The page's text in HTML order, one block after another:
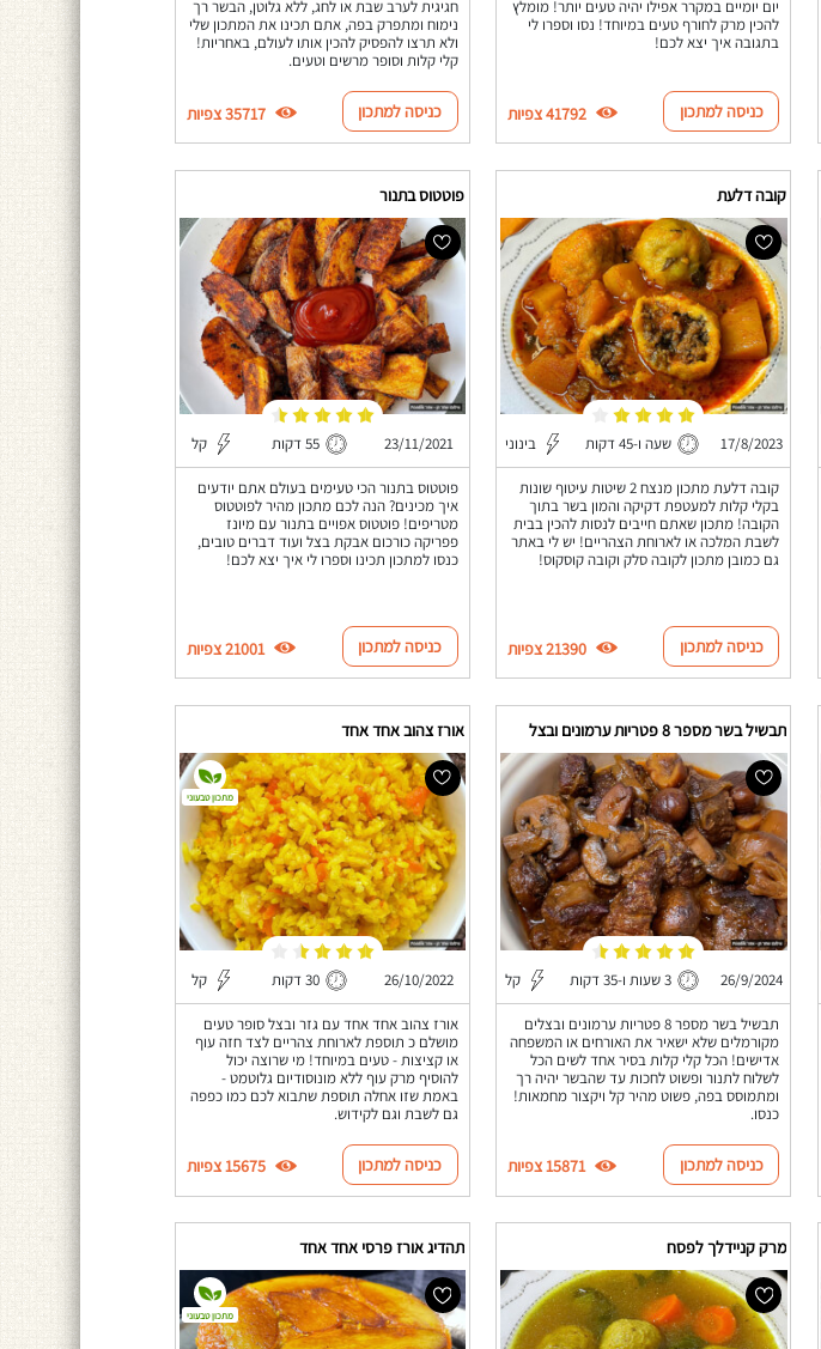
יום יומיים במקרר אפילו יהיה טעים יותר! מומלץ
להכין מרק לחורף טעים במיוחד! נסו וספרו לי
בתגובה איך יצא לכם!
כניסה למתכון 41792 צפיות
חגיגית לערב שבת או לחג, ללא גלוטן, הבשר רך
נימוח ומתפרק בפה, אתם תכינו את המתכון שלי
ולא תרצו להפסיק להכין אותו לעולם, באחריות!
קלי קלות וסופר מרשים וטעים.
כניסה למתכון 35717 צפיות
קובה דלעת
17/8/2023 שעה ו-45 דקות בינוני
קובה דלעת מתכון מנצח 2 שיטות עיטוף שונות
בקלי קלות למעטפת דקיקה והמון בשר בתוך
הקובה! מתכון שאתם חייבים לנסות להכין בבית
לשבת המלכה או לארוחת הצהריים! יש לי באתר
גם כמובן מתכון לקובה סלק וקובה קוסקוס!
כניסה למתכון 21390 צפיות
פוטטוס בתנור
23/11/2021 55 דקות קל
פוטטוס בתנור הכי טעימים בעולם אתם יודעים
איך מכינים? הנה לכם מתכון מהיר לפוטטוס
מטריפים! פוטטוס אפויים בתנור עם מיונז
פפריקה כורכום אבקת בצל ועוד דברים טובים,
כנסו למתכון תכינו וספרו לי איך יצא לכם!
כניסה למתכון 21001 צפיות
תבשיל בשר מספר 8 פטריות ערמונים ובצל
26/9/2024 3 שעות ו-35 דקות קל
תבשיל בשר מספר 8 פטריות ערמונים ובצלים
מקורמלים שלא ישאיר את האורחים או המשפחה
אדישים! הכל קלי קלות בסיר אחד לשים הכל
לשלוח לתנור ופשוט לחכות עד שהבשר יהיה רך
ומתמוסס בפה, פשוט מהיר קל ויקצור מחמאות!
כנסו.
כניסה למתכון 15871 צפיות
אורז צהוב אחד אחד
26/10/2022 30 דקות קל
אורז צהוב אחד אחד עם גזר ובצל סופר טעים
מושלם כ תוספת לארוחת צהריים לצד חזה עוף
או קציצות - טעים במיוחד! מי שרוצה יכול
להוסיף מרק עוף ללא מונוסודיום גלוטמט -
באמת שזו אחלה תוספת שתבוא לכם כמו כפפה
גם לשבת וגם לקידוש.
מתכון טבעוני
כניסה למתכון 15675 צפיות
מרק קניידלך לפסח תהדיג אורז פרסי אחד אחד
מתכון טבעוני